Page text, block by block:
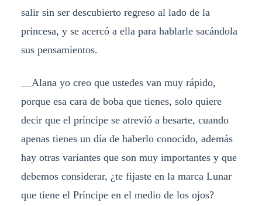
salir sin ser descubierto regreso al lado de la
princesa, y se acercó a ella para hablarle sacándola
sus pensamientos.
__Alana yo creo que ustedes van muy rápido,
porque esa cara de boba que tienes, solo quiere
decir que el príncipe se atrevió a besarte, cuando
apenas tienes un día de haberlo conocido, además
hay otras variantes que son muy importantes y que
debemos considerar, ¿te fijaste en la marca Lunar
que tiene el Príncipe en el medio de los ojos?